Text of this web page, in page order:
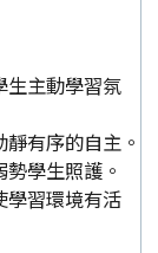
主動學習氛
有序的自主。
學生照護。
習環境有活